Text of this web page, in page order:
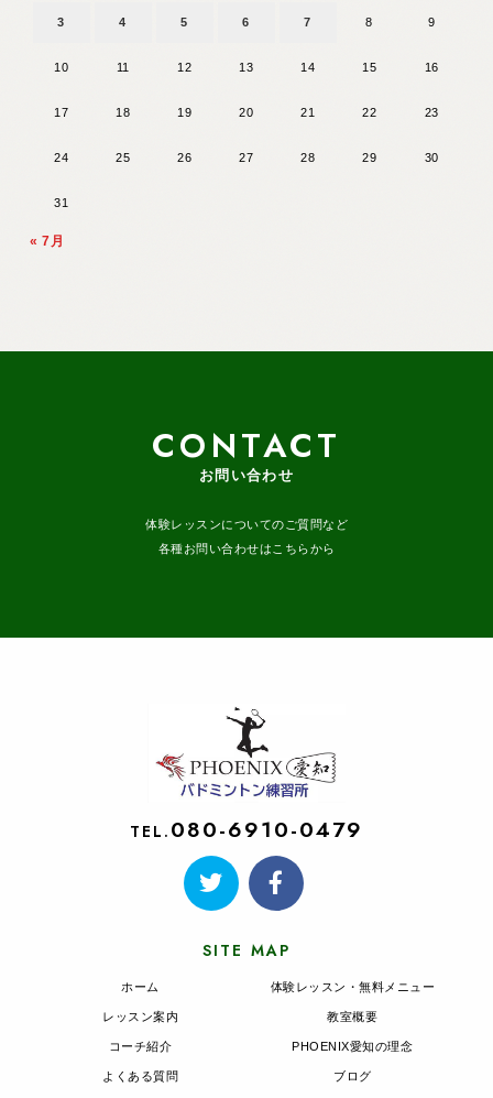
3 4 5 6 7 8 9
10 11 12 13 14 15 16
17 18 19 20 21 22 23
24 25 26 27 28 29 30
31
« 7月
CONTACT
お問い合わせ
体験レッスンについてのご質問など
各種お問い合わせはこちらから
TEL. 080-6910-0479
SITE MAP
ホーム
レッスン案内
コーチ紹介
よくある質問
体験レッスン・無料メニュー
教室概要
PHOENIX愛知の理念
ブログ